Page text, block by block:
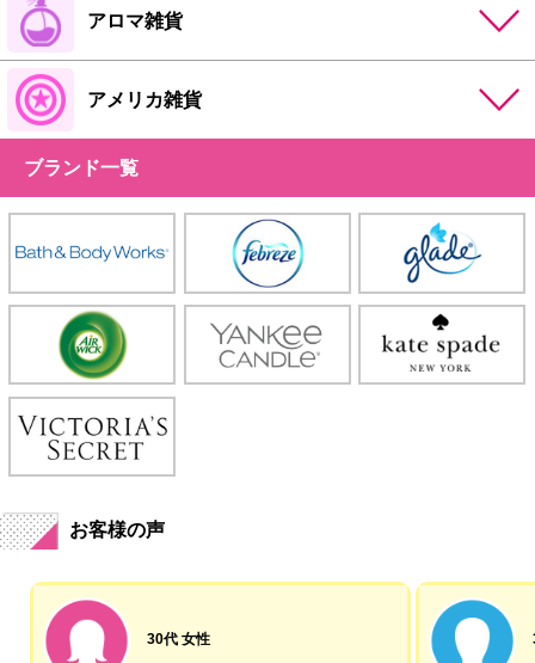
アロマ雑貨
アメリカ雑貨
ブランド一覧
お客様の声
30代 女性